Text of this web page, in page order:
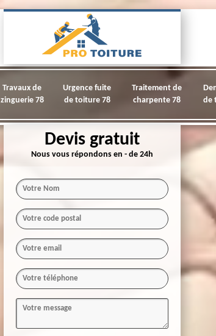
Travaux de
zinguerie 78
Urgence fuite
de toiture 78
Traitement de
charpente 78
de
Devis gratuit
Nous vous répondons en - de 24h